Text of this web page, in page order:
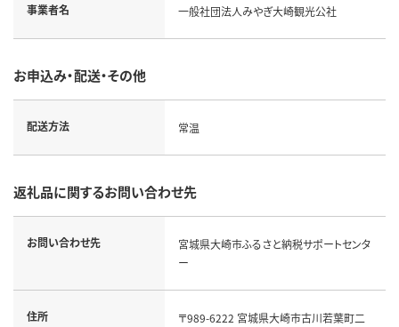
事業者名 一般社団法人みやぎ大崎観光公社
お申込み・配送・その他
配送方法 常温
返礼品に関するお問い合わせ先
お問い合わせ先
宮城県大崎市ふるさと納税サポートセンタ
ー
住所
〒989-6222 宮城県大崎市古川若葉町二